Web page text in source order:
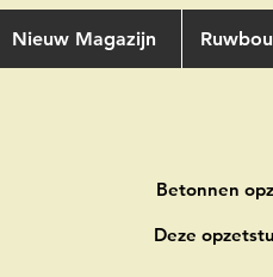
Nieuw Magazijn
Betonnen
Deze